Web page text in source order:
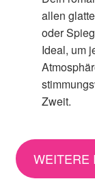
allen
oder
Ideal, um
Zweit.
WEITERE